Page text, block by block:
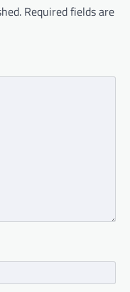
Required fields are